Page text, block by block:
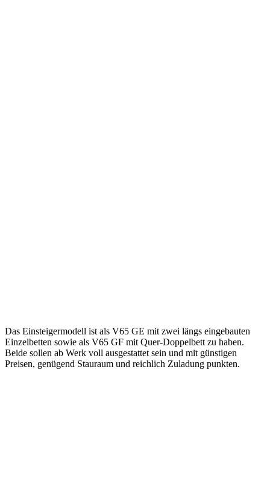
Das Einsteigermodell ist als V65 GE mit zwei längs eingebauten
Einzelbetten sowie als V65 GF mit Quer-Doppelbett zu haben.
Beide sollen ab Werk voll ausgestattet sein und mit günstigen
Preisen, genügend Stauraum und reichlich Zuladung punkten.